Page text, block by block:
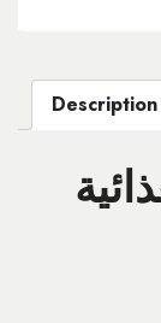
Description